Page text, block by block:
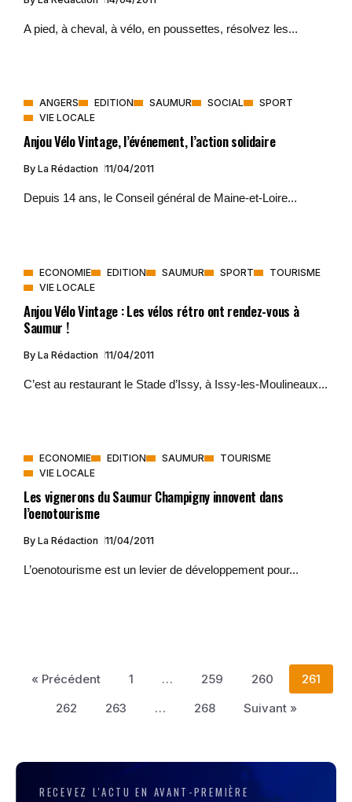
A pied, à cheval, à vélo, en poussettes, résolvez les...
ANGERS EDITION SAUMUR SOCIAL
SPORT
VIE LOCALE
Anjou Vélo Vintage, l’événement, l’action solidaire
By La Rédaction 11/04/2011
Depuis 14 ans, le Conseil général de Maine-et-Loire...
ECONOMIE EDITION SAUMUR SPORT
TOURISME
VIE LOCALE
Anjou Vélo Vintage : Les vélos rétro ont rendez-vous à
Saumur !
By La Rédaction 11/04/2011
C’est au restaurant le Stade d’Issy, à Issy-les-Moulineaux...
ECONOMIE EDITION SAUMUR
TOURISME
VIE LOCALE
Les vignerons du Saumur Champigny innovent dans
l’oenotourisme
By La Rédaction 11/04/2011
L’oenotourisme est un levier de développement pour...
« Précédent 1 … 259 260
261
262
263 … 268 Suivant »
RECEVEZ L'ACTU EN AVANT-PREMIÈRE